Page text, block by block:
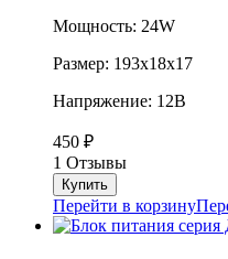
Мощность: 24W
Размер: 193х18х17
Напряжение: 12В
450 ₽
1 Отзывы
Перейти в корзину